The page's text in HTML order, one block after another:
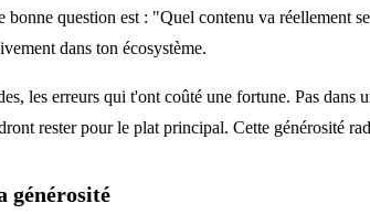
question est : "Quel contenu va réellement
dans ton écosystème.
les erreurs qui t'ont coûté une fortune. Pas
rester pour le plat principal. Cette générosité
générosité